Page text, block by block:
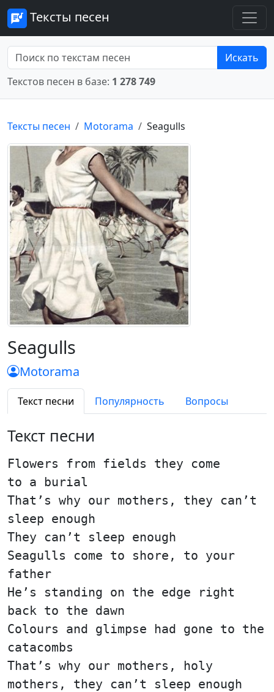
Тексты песен
Искать
Текстов песен в базе: 1 278 749
Тексты песен Motorama Seagulls
Seagulls
Motorama
Текст песни Популярность Вопросы
Текст песни
Flowers from fields they come
to a burial
That’s why our mothers, they can’t
sleep enough
They can’t sleep enough
Seagulls come to shore, to your
father
He’s standing on the edge right
back to the dawn
Colours and glimpse had gone to the
catacombs
That’s why our mothers, holy
mothers, they can’t sleep enough